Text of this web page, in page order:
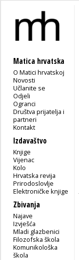
Matica hrvatska
O Matici hrvatskoj
Novosti
Učlanite se
Odjeli
Ogranci
Društva prijatelja i
partneri
Kontakt
Izdavaštvo
Knjige
Vijenac
Kolo
Hrvatska revija
Prirodoslovlje
Elektroničke knjige
Zbivanja
Najave
Izvješća
Mladi glazbenici
Filozofska škola
Komunikološka
škola